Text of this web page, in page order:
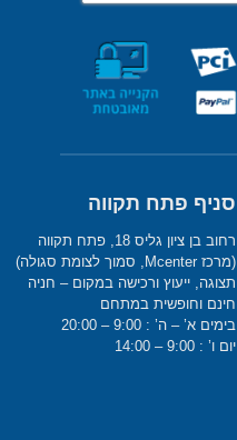
סניף פתח תקווה
רחוב בן ציון גליס 18, פתח תקווה
(מרכז Mcenter, סמוך לצומת סגולה)
תצוגה, ייעוץ ורכישה במקום – חניה
חינם וחופשית במתחם
בימים א’ – ה’ : 9:00 – 20:00
יום ו’ : 9:00 – 14:00